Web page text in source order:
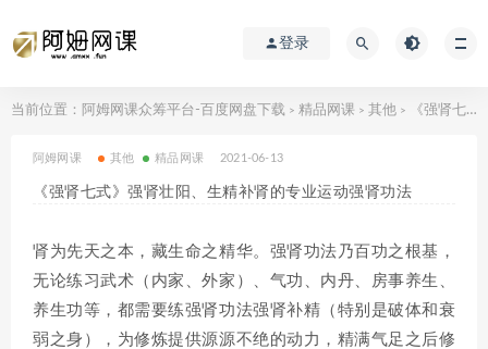
登录
当前位置： 阿姆网课众筹平台-百度网盘下载 > 精品网课 > 其他 > 《强肾七式》强肾壮阳、生精补肾的专业运动强肾功法
阿姆网课 其他 精品网课 2021-06-13
《强肾七式》强肾壮阳、生精补肾的专业运动强肾功法
肾为先天之本，藏生命之精华。强肾功法乃百功之根基，
无论练习武术（内家、外家）、气功、内丹、房事养生、
养生功等，都需要练强肾功法强肾补精（特别是破体和衰
弱之身），为修炼提供源源不绝的动力，精满气足之后修